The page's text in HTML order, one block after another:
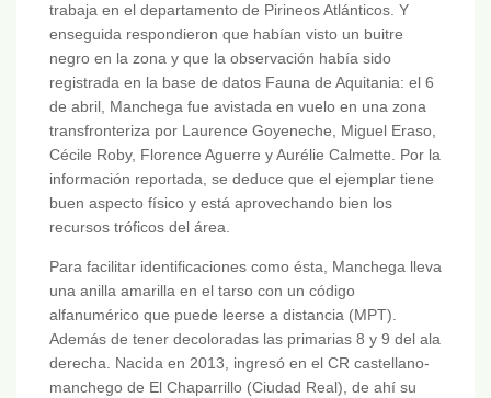
trabaja en el departamento de Pirineos Atlánticos. Y
enseguida respondieron que habían visto un buitre
negro en la zona y que la observación había sido
registrada en la base de datos Fauna de Aquitania: el 6
de abril, Manchega fue avistada en vuelo en una zona
transfronteriza por Laurence Goyeneche, Miguel Eraso,
Cécile Roby, Florence Aguerre y Aurélie Calmette. Por la
información reportada, se deduce que el ejemplar tiene
buen aspecto físico y está aprovechando bien los
recursos tróficos del área.
Para facilitar identificaciones como ésta, Manchega lleva
una anilla amarilla en el tarso con un código
alfanumérico que puede leerse a distancia (MPT).
Además de tener decoloradas las primarias 8 y 9 del ala
derecha. Nacida en 2013, ingresó en el CR castellano-
manchego de El Chaparrillo (Ciudad Real), de ahí su